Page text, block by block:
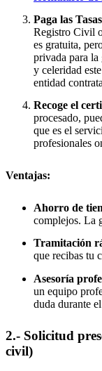
Paga las
Registro Civil
es gratuita,
privada para la
y celeridad
entidad
Recoge el
procesado,
que es el
profesionales
Ventajas:
Ahorro de
complejos. La
Tramitación
que recibas tu
Asesoría
un equipo
duda durante
2.- Solicitud
civil)